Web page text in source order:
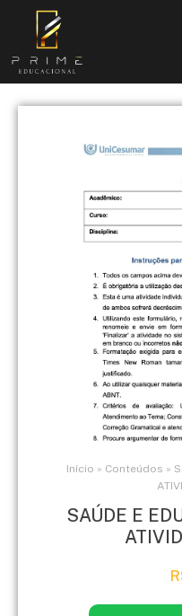
Início » Conteúdos »
SAÚDE E